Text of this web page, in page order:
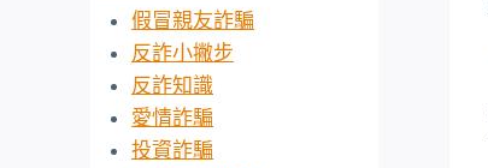
假冒親友詐騙
反詐小撇步
反詐知識
愛情詐騙
投資詐騙